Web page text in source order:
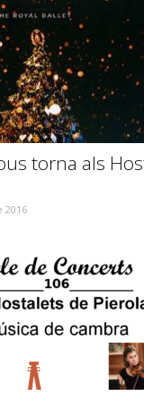
torna als
2016